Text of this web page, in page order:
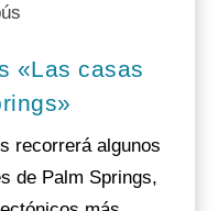
«Las casas
recorrerá algunos
de Palm Springs,